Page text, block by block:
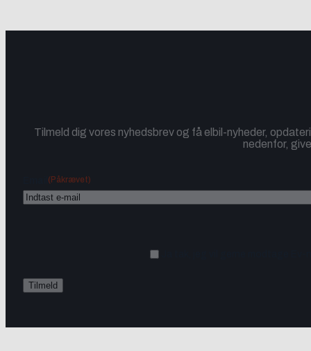
Tilmeld dig vores nyhedsbrev og få elbil-nyheder,
nedenfor,
(Påkrævet)